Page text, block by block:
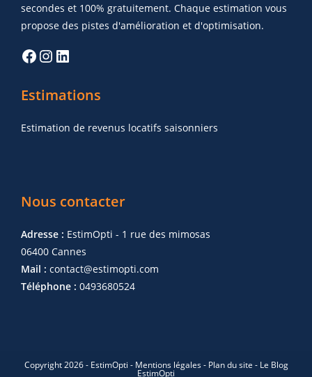
secondes et 100% gratuitement. Chaque estimation vous
propose des pistes d'amélioration et d'optimisation.
Estimations
Estimation de revenus locatifs saisonniers
Nous contacter
Adresse : EstimOpti - 1 rue des mimosas
06400 Cannes
Mail : contact@estimopti.com
Téléphone : 0493680524
Copyright 2026 - EstimOpti - Mentions légales- Plan du site - Le Blog
EstimOpti